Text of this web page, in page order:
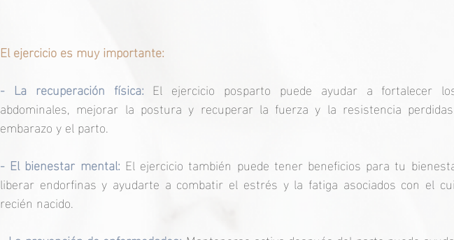
El ejercicio es muy importante:
- La recuperación física: El ejercicio posparto puede ayudar a fortalecer
abdominales, mejorar la postura y recuperar la fuerza y la resistencia
embarazo y el parto.
- El bienestar mental: El ejercicio también puede tener beneficios para tu
liberar endorfinas y ayudarte a combatir el estrés y la fatiga asociados con el
recién nacido.